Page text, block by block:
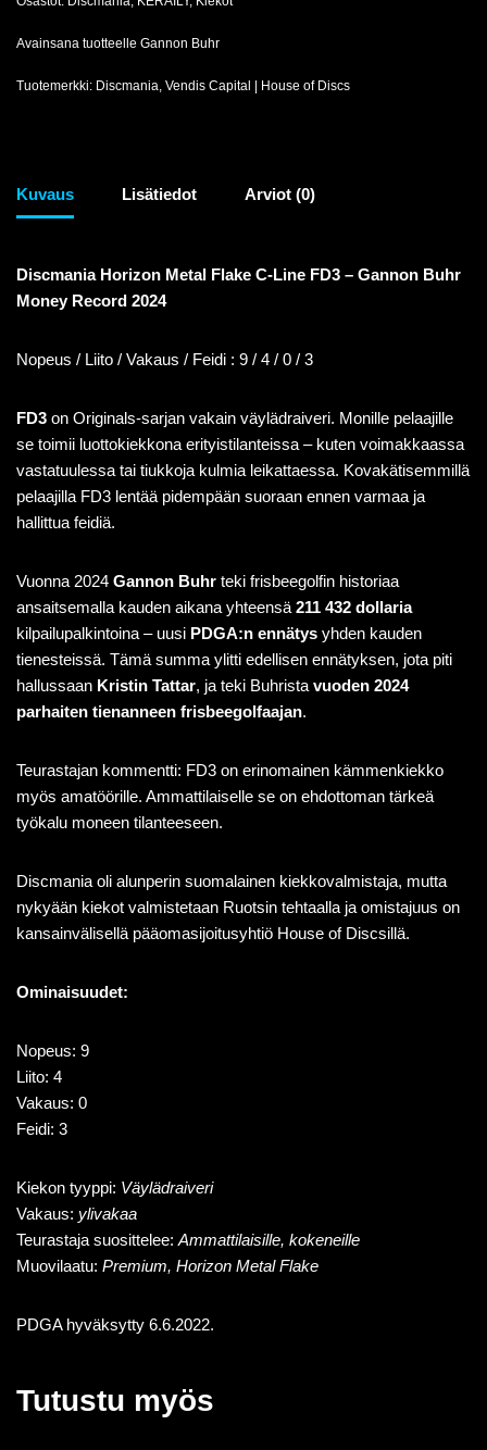
Avainsana tuotteelle Gannon Buhr
Tuotemerkki: Discmania, Vendis Capital | House of Discs
Kuvaus Lisätiedot Arviot (0)
Discmania Horizon Metal Flake C-Line FD3 – Gannon Buhr
Money Record 2024
Nopeus / Liito / Vakaus / Feidi : 9 / 4 / 0 / 3
FD3 on Originals-sarjan vakain väylädraiveri. Monille pelaajille
se toimii luottokiekkona erityistilanteissa – kuten voimakkaassa
vastatuulessa tai tiukkoja kulmia leikattaessa. Kovakätisemmillä
pelaajilla FD3 lentää pidempään suoraan ennen varmaa ja
hallittua feidiä.
Vuonna 2024 Gannon Buhr teki frisbeegolfin historiaa
ansaitsemalla kauden aikana yhteensä 211 432 dollaria
kilpailupalkintoina – uusi PDGA:n ennätys yhden kauden
tienesteissä. Tämä summa ylitti edellisen ennätyksen, jota piti
hallussaan Kristin Tattar, ja teki Buhrista vuoden 2024
parhaiten tienanneen frisbeegolfaajan.
Teurastajan kommentti: FD3 on erinomainen kämmenkiekko
myös amatöörille. Ammattilaiselle se on ehdottoman tärkeä
työkalu moneen tilanteeseen.
Discmania oli alunperin suomalainen kiekkovalmistaja, mutta
nykyään kiekot valmistetaan Ruotsin tehtaalla ja omistajuus on
kansainvälisellä pääomasijoitusyhtiö House of Discsillä.
Ominaisuudet:
Nopeus: 9
Liito: 4
Vakaus: 0
Feidi: 3
Kiekon tyyppi: Väylädraiveri
Vakaus: ylivakaa
Teurastaja suosittelee: Ammattilaisille, kokeneille
Muovilaatu: Premium, Horizon Metal Flake
PDGA hyväksytty 6.6.2022.
Tutustu myös